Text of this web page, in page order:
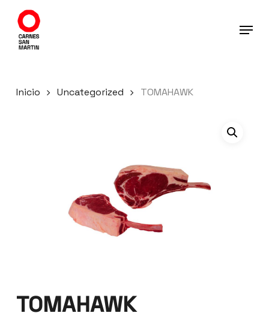
contenido
Inicio Uncategorized TOMAHAWK
TOMAHAWK